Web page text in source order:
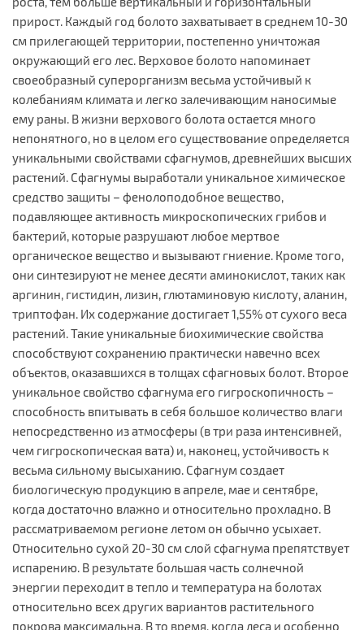
прирост. Каждый год болото захватывает в среднем 10-30
см прилегающей территории, постепенно уничтожая
окружающий его лес. Верховое болото напоминает
своеобразный суперорганизм весьма устойчивый к
колебаниям климата и легко залечивающим наносимые
ему раны. В жизни верхового болота остается много
непонятного, но в целом его существование определяется
уникальными свойствами сфагнумов, древнейших высших
растений. Сфагнумы выработали уникальное химическое
средство защиты – фенолоподобное вещество,
подавляющее активность микроскопических грибов и
бактерий, которые разрушают любое мертвое
органическое вещество и вызывают гниение. Кроме того,
они синтезируют не менее десяти аминокислот, таких как
аргинин, гистидин, лизин, глютаминовую кислоту, аланин,
триптофан. Их содержание достигает 1,55% от сухого веса
растений. Такие уникальные биохимические свойства
способствуют сохранению практически навечно всех
объектов, оказавшихся в толщах сфагновых болот. Второе
уникальное свойство сфагнума его гигроскопичность –
способность впитывать в себя большое количество влаги
непосредственно из атмосферы (в три раза интенсивней,
чем гигроскопическая вата) и, наконец, устойчивость к
весьма сильному высыханию. Сфагнум создает
биологическую продукцию в апреле, мае и сентябре,
когда достаточно влажно и относительно прохладно. В
рассматриваемом регионе летом он обычно усыхает.
Относительно сухой 20-30 см слой сфагнума препятствует
испарению. В результате большая часть солнечной
энергии переходит в тепло и температура на болотах
относительно всех других вариантов растительного
покрова максимальна. В то время, когда леса и особенно